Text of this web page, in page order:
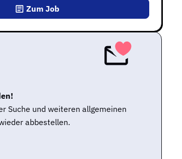
Zum Job
Suche und weiteren allgemeinen
abbestellen.